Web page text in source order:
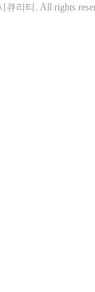
큐리티. All rights